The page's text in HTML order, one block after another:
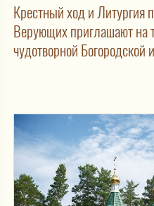
Крестный ход и Литургия
Верующих приглашают на
чудотворной